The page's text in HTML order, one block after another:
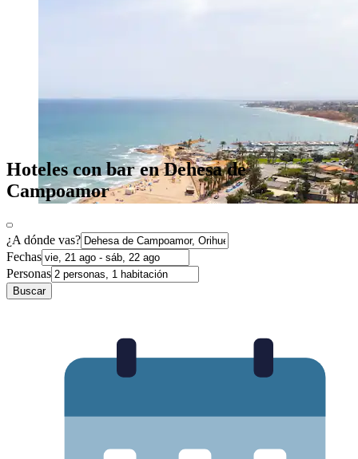
Hoteles con bar en Dehesa de
Campoamor
¿A dónde vas?
Fechas
Personas
Buscar